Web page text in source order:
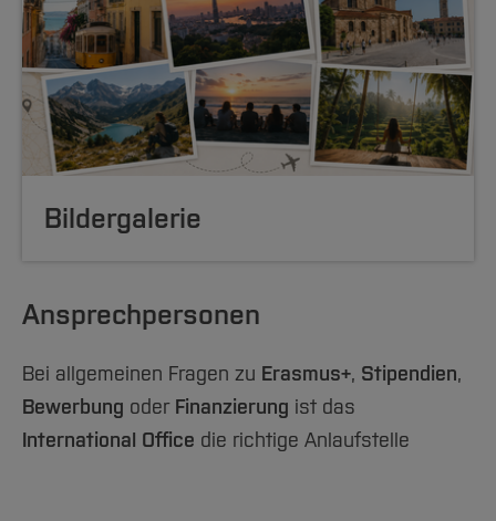
Bildergalerie
Ansprechpersonen
Bei allgemeinen Fragen zu Erasmus+, Stipendien,
Bewerbung oder Finanzierung ist das
International Office die richtige Anlaufstelle